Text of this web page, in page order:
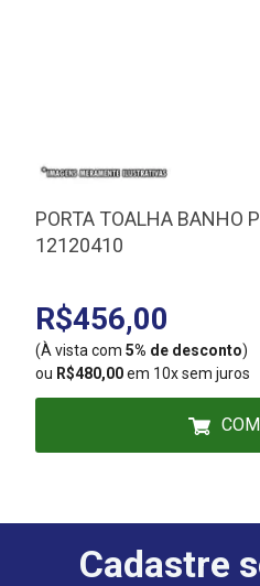
PORTA TOALHA BANHO
12120410
R$456,00
(À vista com 5% de desconto)
ou R$480,00em 10x sem juros
Cadastre